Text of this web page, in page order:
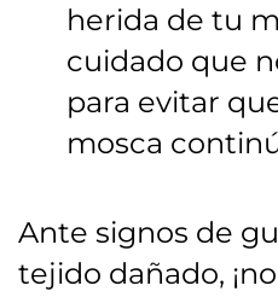
herida de tu
cuidado que
para evitar
mosca
Ante signos de
tejido dañado,